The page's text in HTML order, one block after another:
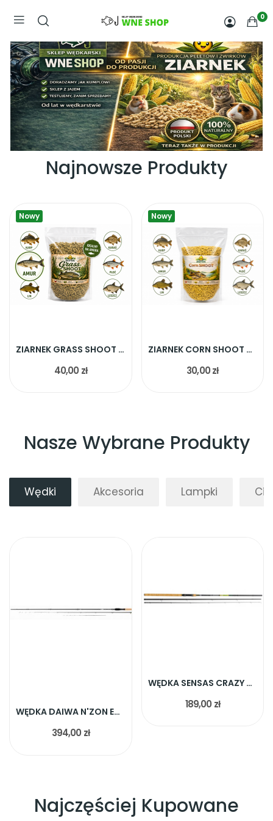
0
Najnowsze Produkty
Nowy
ZIARNEK GRASS SHOOT 5KG
40,00 zł
Nowy
ZIARNEK CORN SHOOT 5KG
30,00 zł
Nasze Wybrane Produkty
Wędki Akcesoria Lampki
WĘDKA DAIWA N'ZON EXTESION FEEDER 335CM 50G
394,00 zł
WĘDKA SENSAS CRAZY CLASSIC MATCH MEDIUM 390CM 20G
189,00 zł
Najczęściej Kupowane